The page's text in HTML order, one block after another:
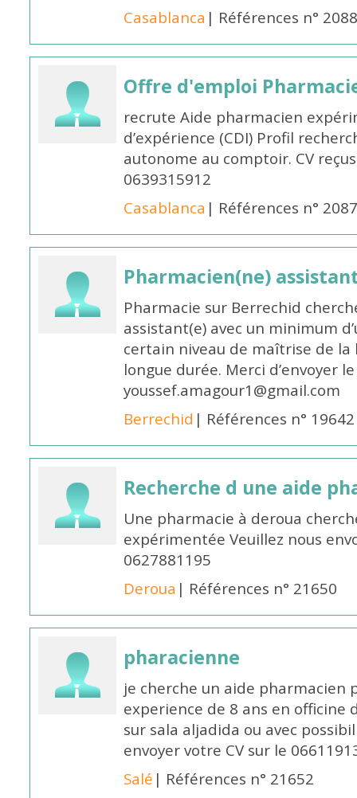
Casablanca | Références n°
Offre d'emploi
recrute Aide pharmacien
d’expérience (CDI) Profil
autonome au comptoir. CV
0639315912
Casablanca | Références n°
Pharmacien(ne)
Pharmacie sur Berrechid
assistant(e) avec un minimum
certain niveau de maîtrise de
longue durée. Merci d’envoyer
youssef.amagour1@gmail.com
Berrechid | Références n° 19642
Recherche d une aide
Une pharmacie à deroua
expérimentée Veuillez nous
0627881195
Deroua | Références n° 21650
pharacienne
je cherche un aide pharmacien
experience de 8 ans en
sur sala aljadida ou avec
envoyer votre CV sur le
Salé | Références n° 21652